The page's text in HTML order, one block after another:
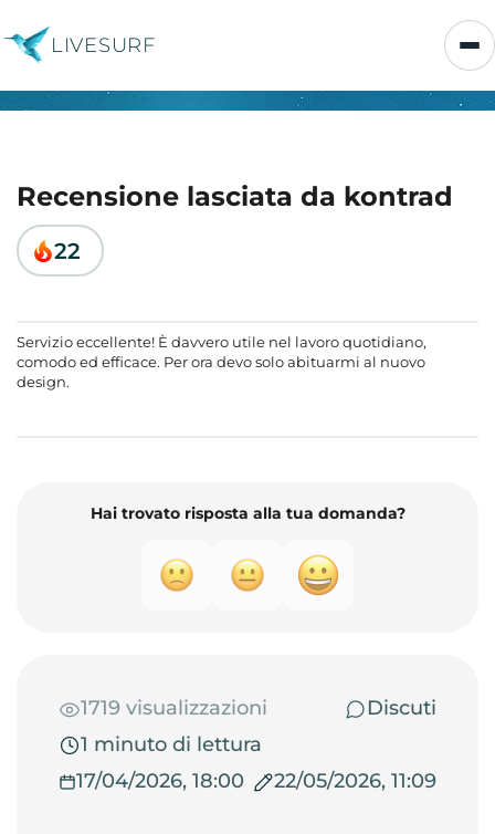
LIVESURF
Recensione lasciata da kontrad
22
Servizio eccellente! È davvero utile nel lavoro quotidiano,
comodo ed efficace. Per ora devo solo abituarmi al nuovo
design.
Hai trovato risposta alla tua domanda?
1719 visualizzazioni
Discuti
1 minuto di lettura
17/04/2026, 18:00
22/05/2026, 11:09